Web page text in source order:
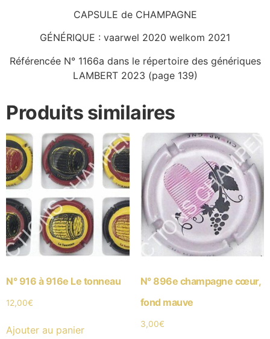
CAPSULE de CHAMPAGNE
GÉNÉRIQUE : vaarwel 2020 welkom 2021
Référencée N° 1166a dans le répertoire des génériques
LAMBERT 2023 (page 139)
Produits similaires
N° 916 à 916e Le tonneau
12,00€
Ajouter au panier
N° 896e champagne cœur,
fond mauve
3,00€